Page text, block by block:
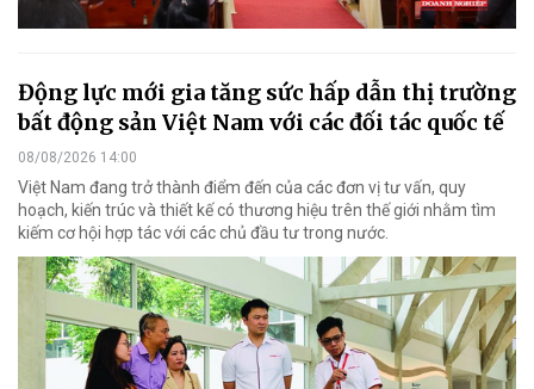
Động lực mới gia tăng sức hấp dẫn thị trường
bất động sản Việt Nam với các đối tác quốc tế
08/08/2026 14:00
Việt Nam đang trở thành điểm đến của các đơn vị tư vấn, quy
hoạch, kiến trúc và thiết kế có thương hiệu trên thế giới nhằm tìm
kiếm cơ hội hợp tác với các chủ đầu tư trong nước.